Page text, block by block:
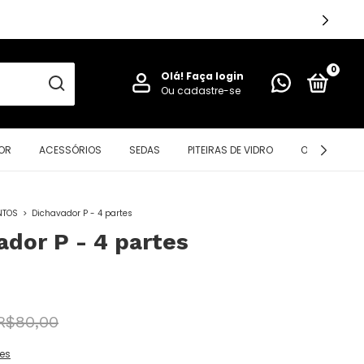
Olá! Faça login
Ou cadastre-se
0
ACESSÓRIOS SEDAS PITEIRAS DE VIDRO OIL PAD
> Dichavador P - 4 partes
P - 4 partes